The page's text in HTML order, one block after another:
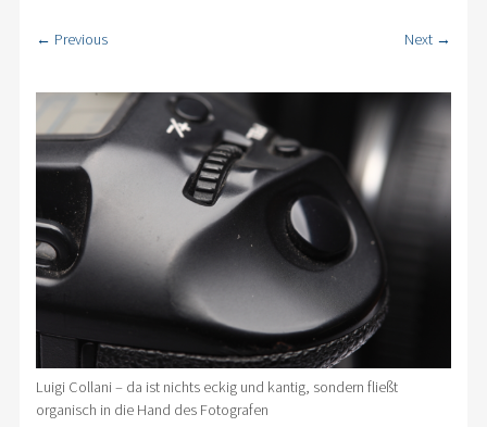
← Previous Next →
Luigi Collani – da ist nichts eckig und kantig, sondern fließt
organisch in die Hand des Fotografen